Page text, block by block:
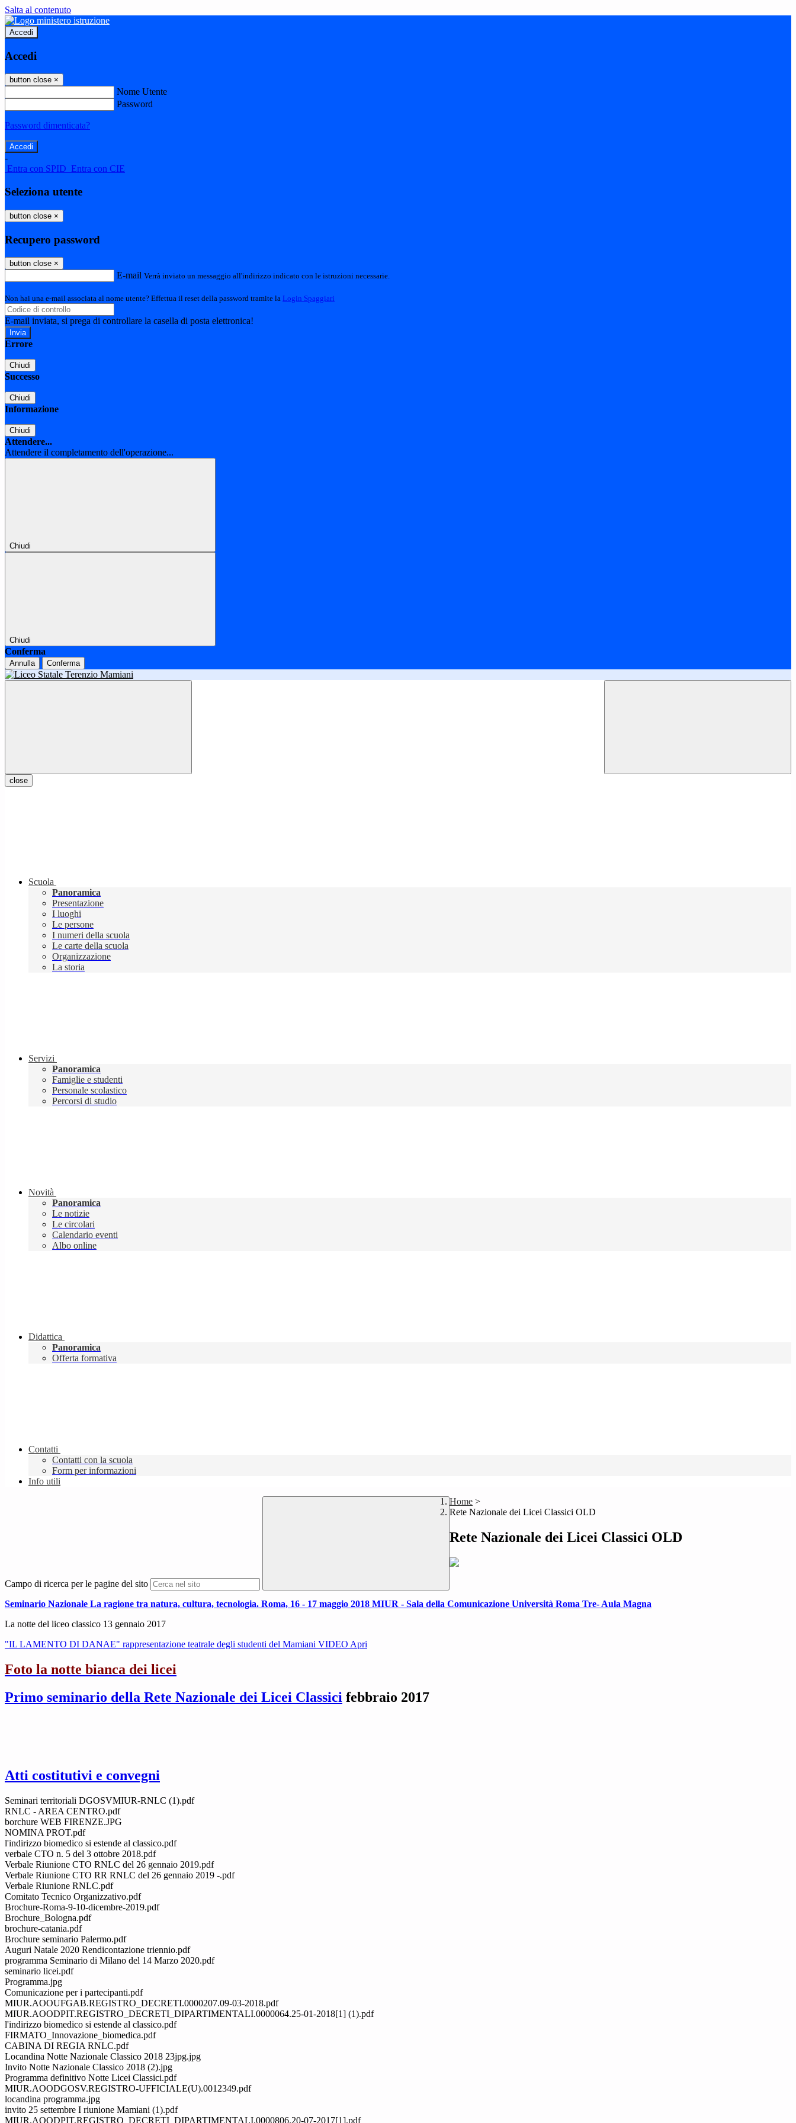
Salta al contenuto
Accedi
Accedi
button close ×
Nome Utente
Password
Password dimenticata?
-
Entra con SPID Entra con CIE
Seleziona utente
button close ×
Recupero password
button close ×
E-mail Verrà inviato un messaggio all'indirizzo indicato con le istruzioni necessarie.
Non hai una e-mail associata al nome utente? Effettua il reset della password tramite la Login Spaggiari
E-mail inviata, si prega di controllare la casella di posta elettronica!
Errore
Chiudi
Successo
Chiudi
Informazione
Chiudi
Attendere...
Attendere il completamento dell'operazione...
Chiudi
Chiudi
Conferma
Annulla Conferma
close
Scuola
Panoramica
Presentazione
I luoghi
Le persone
I numeri della scuola
Le carte della scuola
Organizzazione
La storia
Servizi
Panoramica
Famiglie e studenti
Personale scolastico
Percorsi di studio
Novità
Panoramica
Le notizie
Le circolari
Calendario eventi
Albo online
Didattica
Panoramica
Offerta formativa
Contatti
Contatti con la scuola
Form per informazioni
Info utili
Campo di ricerca per le pagine del sito
Home >
Rete Nazionale dei Licei Classici OLD
Rete Nazionale dei Licei Classici OLD
Seminario Nazionale La ragione tra natura, cultura, tecnologia. Roma, 16 - 17 maggio 2018 MIUR - Sala della Comunicazione Università Roma Tre- Aula Magna
La notte del liceo classico 13 gennaio 2017
"IL LAMENTO DI DANAE" rappresentazione teatrale degli studenti del Mamiani VIDEO Apri
Foto la notte bianca dei licei
Primo seminario della Rete Nazionale dei Licei Classici febbraio 2017
Atti costitutivi e convegni
Seminari territoriali DGOSVMIUR-RNLC (1).pdf
RNLC - AREA CENTRO.pdf
borchure WEB FIRENZE.JPG
NOMINA PROT.pdf
l'indirizzo biomedico si estende al classico.pdf
verbale CTO n. 5 del 3 ottobre 2018.pdf
Verbale Riunione CTO RNLC del 26 gennaio 2019.pdf
Verbale Riunione CTO RR RNLC del 26 gennaio 2019 -.pdf
Verbale Riunione RNLC.pdf
Comitato Tecnico Organizzativo.pdf
Brochure-Roma-9-10-dicembre-2019.pdf
Brochure_Bologna.pdf
brochure-catania.pdf
Brochure seminario Palermo.pdf
Auguri Natale 2020 Rendicontazione triennio.pdf
programma Seminario di Milano del 14 Marzo 2020.pdf
seminario licei.pdf
Programma.jpg
Comunicazione per i partecipanti.pdf
MIUR.AOOUFGAB.REGISTRO_DECRETI.0000207.09-03-2018.pdf
MIUR.AOODPIT.REGISTRO_DECRETI_DIPARTIMENTALI.0000064.25-01-2018[1] (1).pdf
l'indirizzo biomedico si estende al classico.pdf
FIRMATO_Innovazione_biomedica.pdf
CABINA DI REGIA RNLC.pdf
Locandina Notte Nazionale Classico 2018 23jpg.jpg
Invito Notte Nazionale Classico 2018 (2).jpg
Programma definitivo Notte Licei Classici.pdf
MIUR.AOODGOSV.REGISTRO-UFFICIALE(U).0012349.pdf
locandina programma.jpg
invito 25 settembre I riunione Mamiani (1).pdf
MIUR.AOODPIT.REGISTRO_DECRETI_DIPARTIMENTALI.0000806.20-07-2017[1].pdf